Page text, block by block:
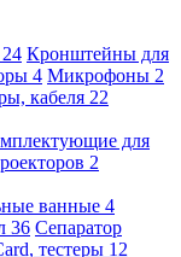
24 Кронштейны для
4 Микрофоны 2
кабеля 22
для
2
ванные 4
36 Сепаратор
тестеры 12